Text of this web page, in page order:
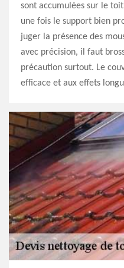
sont accumulées sur le
une fois le support bien
juger la présence des
avec précision, il faut
précaution surtout. Le
efficace et aux effets